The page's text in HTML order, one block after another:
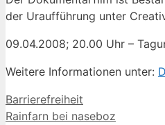
der Uraufführung unter
09.04.2008; 20.00 Uhr –
Weitere Informationen unter:
Kategorien
Barrierefreiheit
Rainfarn bei naseboz